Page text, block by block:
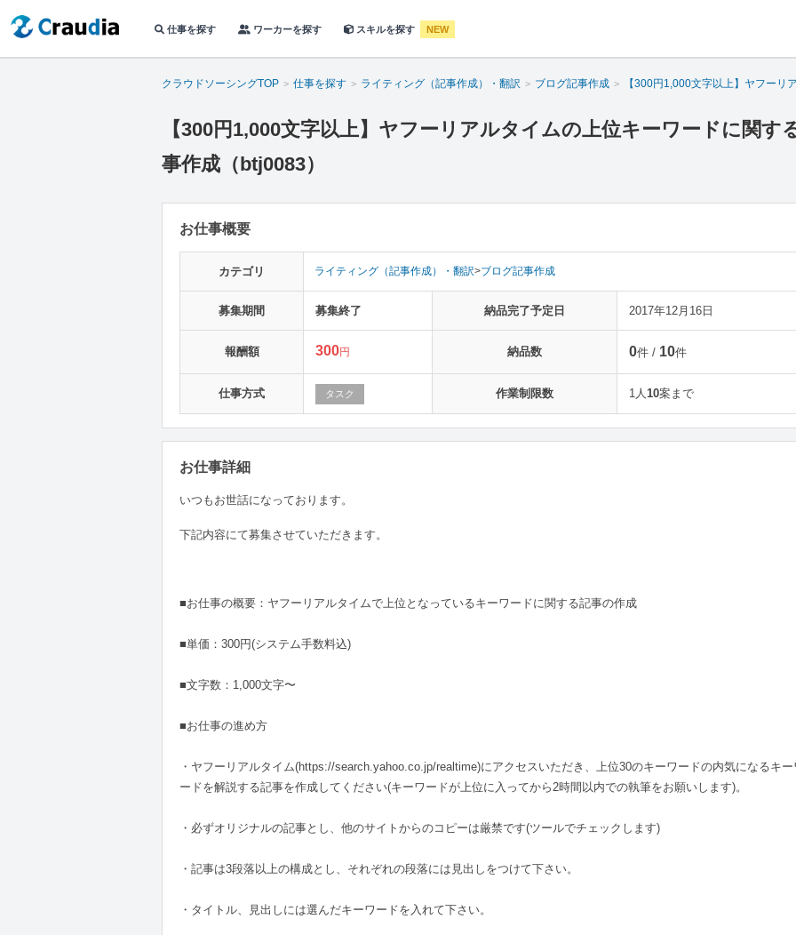
仕事を探す ワーカーを探す スキルを探す NEW
クラウドソーシングTOP 仕事を探す ライティング（記事作成）・翻訳 ブログ記事作成 【300円1,000文字以上】ヤフーリ
【300円1,000文字以上】ヤフーリアルタイムの上位キーワードに関す
事作成（btj0083）
お仕事概要
カテゴリ ライティング（記事作成）・翻訳>ブログ記事作成
募集期間 募集終了 納品完了予定日 2017年12月16日
報酬額 300円 納品数 0件 / 10件
仕事方式 タスク 作業制限数 1人10案まで
お仕事詳細
いつもお世話になっております。
下記内容にて募集させていただきます。
■お仕事の概要：ヤフーリアルタイムで上位となっているキーワードに関する記事の作成
■単価：300円(システム手数料込)
■文字数：1,000文字〜
■お仕事の進め方
・ヤフーリアルタイム(https://search.yahoo.co.jp/realtime)にアクセスいただき、上位30のキーワードの内気になるキー
ードを解説する記事を作成してください(キーワードが上位に入ってから2時間以内での執筆をお願いします)。
・必ずオリジナルの記事とし、他のサイトからのコピーは厳禁です(ツールでチェックします)
・記事は3段落以上の構成とし、それぞれの段落には見出しをつけて下さい。
・タイトル、見出しには選んだキーワードを入れて下さい。